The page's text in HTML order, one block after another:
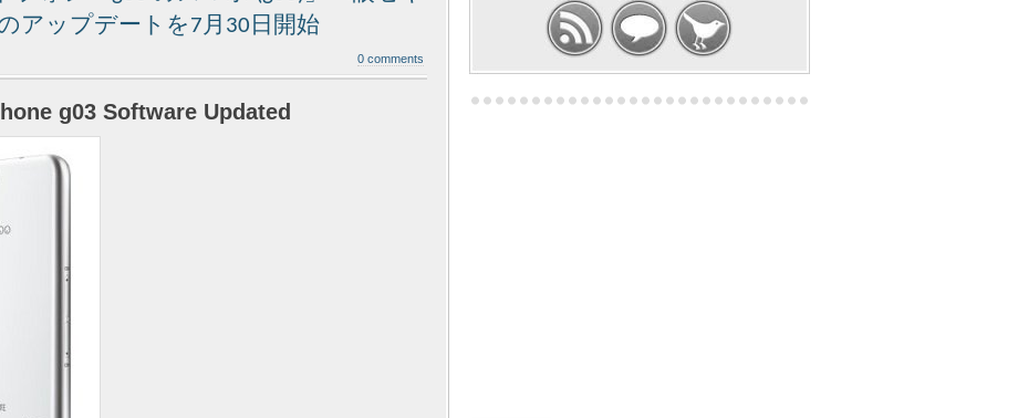
アップデートを7月30日開始
0 comments
g03 Software Updated